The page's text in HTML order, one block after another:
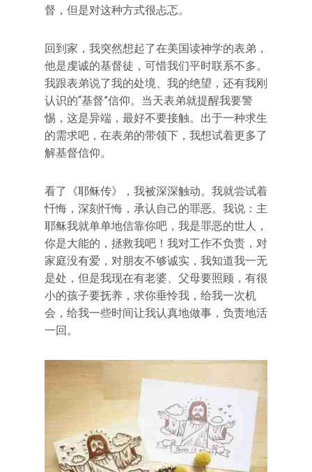
督，但是对这种方式很忐忑。
回到家，我突然想起了在美国读神学的表弟，
他是虔诚的基督徒，可惜我们平时联系不多。
我跟表弟说了我的处境、我的绝望，还有我刚
认识的“基督”信仰。当天表弟就提醒我要警
惕，这是异端，最好不要接触。出于一种求生
的需求吧，在表弟的带领下，我想试着更多了
解基督信仰。
看了《耶稣传》，我被深深触动。我就尝试着
忏悔，深刻忏悔，承认自己的罪恶。我说：主
耶稣我就单单地信靠你吧，我是罪恶的世人，
你是大能的，拯救我吧！我对工作不负责，对
家庭没有爱，对朋友不够诚实，我知道我一无
是处，但是我现在有老婆、父母要照顾，有很
小的孩子要抚养，求你垂怜我，给我一次机
会，给我一些时间让我认真地做事，负责地活
一回。